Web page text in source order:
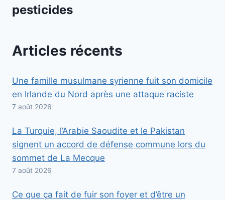
pesticides
Articles récents
Une famille musulmane syrienne fuit son domicile
en Irlande du Nord après une attaque raciste
7 août 2026
La Turquie, l’Arabie Saoudite et le Pakistan
signent un accord de défense commune lors du
sommet de La Mecque
7 août 2026
Ce que ça fait de fuir son foyer et d’être un